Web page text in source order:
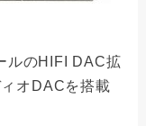
ルのHIFI DAC拡
オDACを搭載